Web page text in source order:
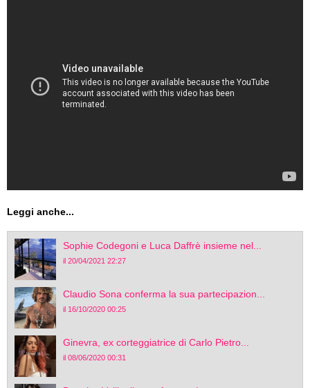
Leggi anche...
Sophie Codegoni e Luca Daffrè insieme nel...
il 20/04/2021 22:27
Claudio Sona conferma la sua partecipazion...
il 16/10/2020 00:25
Ginevra, ex corteggiatrice di Carlo Pietro...
il 08/06/2020 00:31